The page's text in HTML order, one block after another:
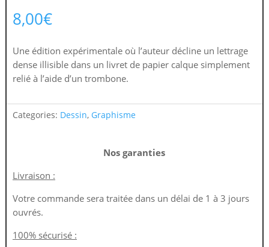
8,00€
Une édition expérimentale où l’auteur décline un lettrage
dense illisible dans un livret de papier calque simplement
relié à l’aide d’un trombone.
Categories: Dessin, Graphisme
Nos garanties
Livraison :
Votre commande sera traitée dans un délai de 1 à 3 jours
ouvrés.
100% sécurisé :